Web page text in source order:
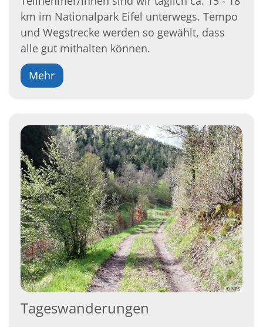
km im Nationalpark Eifel unterwegs. Tempo
und Wegstrecke werden so gewählt, dass
alle gut mithalten können.
Mehr
© NPS
Tageswanderungen